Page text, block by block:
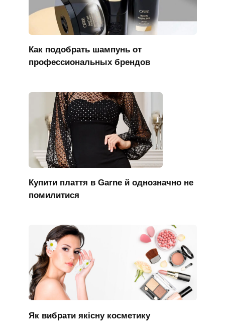
Как подобрать шампунь от
профессиональных брендов
Купити плаття в Garne й однозначно не
помилитися
Як вибрати якісну косметику